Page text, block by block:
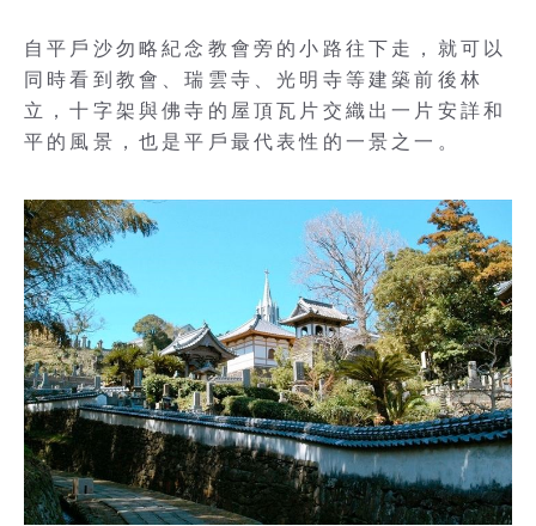
自平戶沙勿略紀念教會旁的小路往下走，就可以
同時看到教會、瑞雲寺、光明寺等建築前後林
立，十字架與佛寺的屋頂瓦片交織出一片安詳和
平的風景，也是平戶最代表性的一景之一。